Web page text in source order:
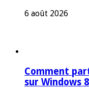
6 août 2026
Comment
sur Windows 8